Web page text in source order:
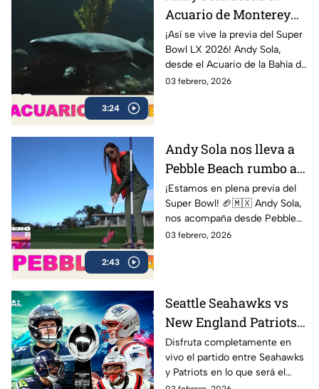
3:24
Acuario de Monterey
rumbo al Super Bowl |
Sola al Super Bowl
¡Así se vive la previa del Super
Bowl LX 2026! Andy Sola,
desde el Acuario de la Bahía de
Monterey, compartiendo sus
England Patriots.
03 febrero, 2026
2:43
Andy Sola nos lleva a
Pebble Beach rumbo al
Super Bow | Sola al
Super Bowl
¡Estamos en plena previa del
Super Bowl! 🏈🇲🇽 Andy Sola,
nos acompaña desde Pebble
Beach, compartiendo cómo se
03 febrero, 2026
Seattle Seahawks vs
New England Patriots
ver EN VIVO y GRATIS
Super Bowl LX 2026,
gran final de la NFL
Disfruta completamente en
vivo el partido entre Seahawks
y Patriots en lo que será el